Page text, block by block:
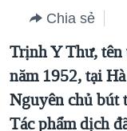
dung
chính
Tới
điều
hướng
BLOG
DIỄN ĐÀN
MỤC
Chia sẻ
Trịnh Y Thư,
năm 1952, tại
Nguyên chủ bút
Tác phẩm dịch